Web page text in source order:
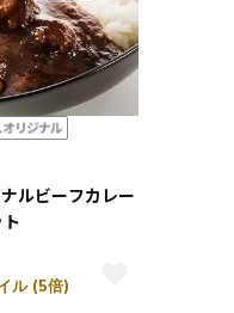
ルビーフカレー
ル (5倍)